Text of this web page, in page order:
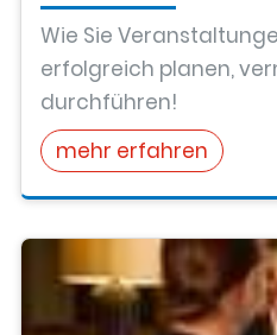
Wie Sie
erfolgreich planen,
durchführen!
mehr erfahren